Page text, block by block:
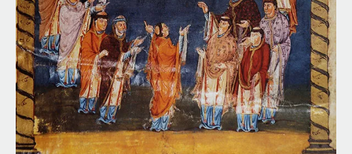
НАД МАТЕРИАЛОМ РАБОТАЛИ
ПостНаука
команда ПостНауки